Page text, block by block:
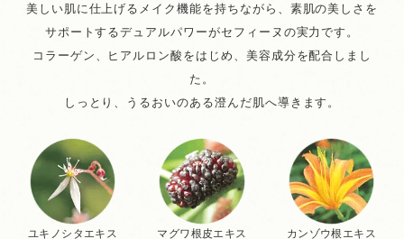
美しい肌に仕上げるメイク機能を持ちながら、素肌の美しさを
サポートするデュアルパワーがセフィーヌの実力です。
コラーゲン、ヒアルロン酸をはじめ、美容成分を配合しまし
た。
しっとり、うるおいのある澄んだ肌へ導きます。
ユキノシタエキス マグワ根皮エキス カンゾウ根エキス